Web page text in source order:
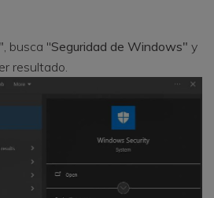
, busca "Seguridad de Windows" y
resultado.